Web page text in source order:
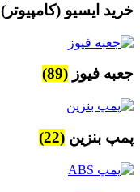
خرید ایسیو (کامپیوتر)
جعبه فیوز (89)
پمپ بنزین (22)